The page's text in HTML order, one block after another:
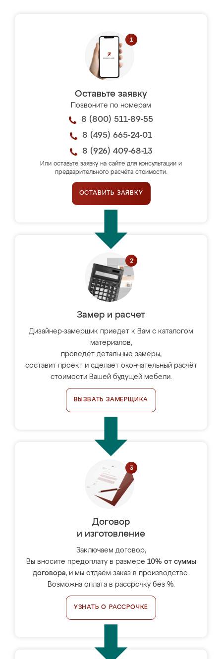
Оставьте заявку
Позвоните по номерам
8 (800) 511-89-55
8 (495) 665-24-01
8 (926) 409-68-13
Или оставьте заявку на сайте для консультации и
предварительного расчёта стоимости.
ОСТАВИТЬ ЗАЯВКУ
Замер и расчет
Дизайнер-замерщик приедет к Вам с каталогом
материалов,
проведёт детальные замеры,
составит проект и сделает окончательный расчёт
стоимости Вашей будущей мебели.
ВЫЗВАТЬ ЗАМЕРЩИКА
Договор
и изготовление
Заключаем договор,
Вы вносите предоплату в размере 10% от суммы
договора, и мы отдаём заказ в производство.
Возможна оплата в рассрочку без %.
УЗНАТЬ О РАССРОЧКЕ